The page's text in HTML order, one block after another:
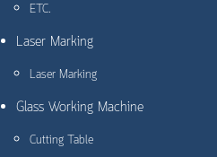
ETC.
Laser Marking
Laser Marking
Glass Working Machine
Cutting Table